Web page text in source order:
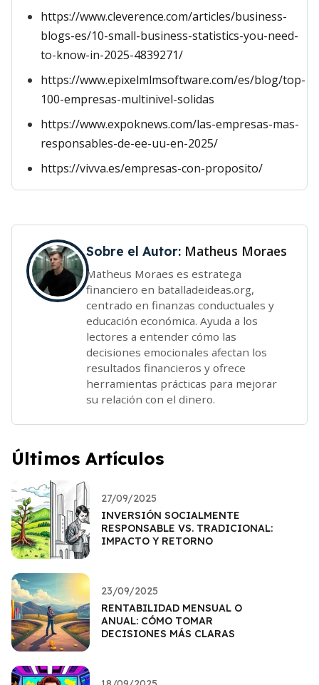
https://www.cleverence.com/articles/business-
blogs-es/10-small-business-statistics-you-need-
to-know-in-2025-4839271/
https://www.epixelmlmsoftware.com/es/blog/top-
100-empresas-multinivel-solidas
https://www.expoknews.com/las-empresas-mas-
responsables-de-ee-uu-en-2025/
https://vivva.es/empresas-con-proposito/
Sobre el Autor: Matheus Moraes
Matheus Moraes es estratega
financiero en batalladeideas.org,
centrado en finanzas conductuales y
educación económica. Ayuda a los
lectores a entender cómo las
decisiones emocionales afectan los
resultados financieros y ofrece
herramientas prácticas para mejorar
su relación con el dinero.
Últimos Artículos
27/09/2025
INVERSIÓN SOCIALMENTE
RESPONSABLE VS. TRADICIONAL:
IMPACTO Y RETORNO
23/09/2025
RENTABILIDAD MENSUAL O
ANUAL: CÓMO TOMAR
DECISIONES MÁS CLARAS